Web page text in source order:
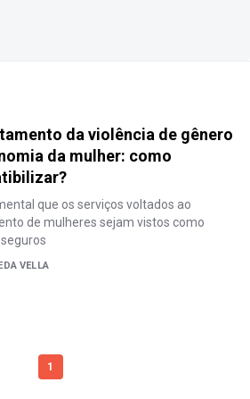
da violência de gênero
da mulher: como
que os serviços voltados ao
de mulheres sejam vistos como
VELLA
1